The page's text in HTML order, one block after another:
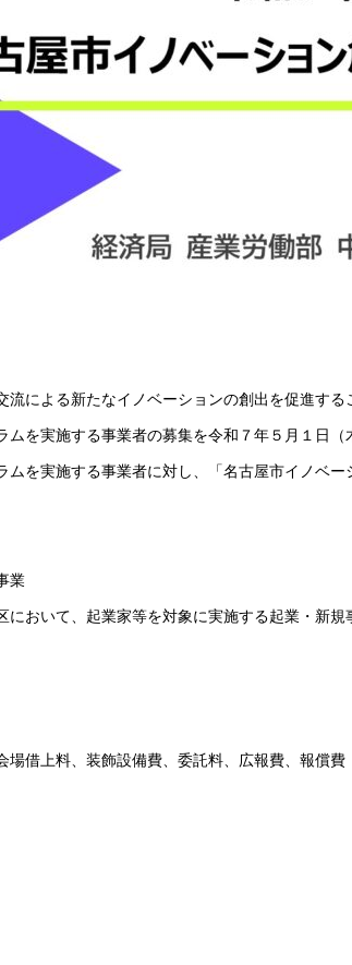
流による新たなイノベーションの創出を促進す
ムを実施する事業者の募集を令和７年５月１日（
ムを実施する事業者に対し、「名古屋市イノベ
業
いて、起業家等を対象に実施する起業・新規
上料、装飾設備費、委託料、広報費、報償費